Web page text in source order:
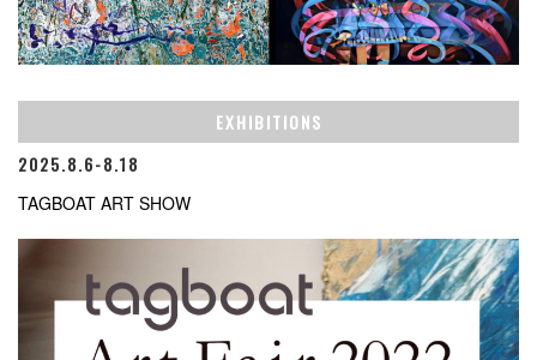
EXHIBITIONS
2025.8.6-8.18
TAGBOAT ART SHOW